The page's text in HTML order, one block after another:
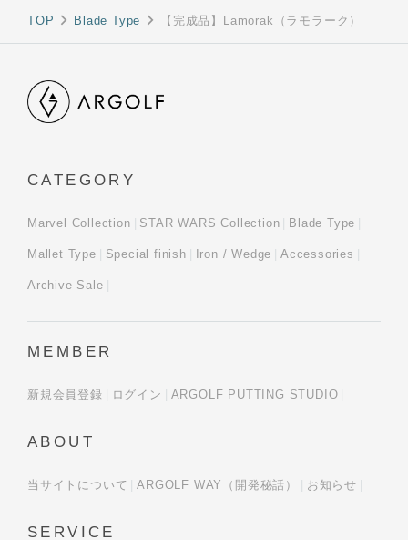
TOP Blade Type 【完成品】Lamorak（ラモラーク）
CATEGORY
Marvel Collection STAR WARS Collection Blade Type
Mallet Type Special finish Iron / Wedge Accessories
Archive Sale
MEMBER
新規会員登録 ログイン ARGOLF PUTTING STUDIO
ABOUT
当サイトについて ARGOLF WAY（開発秘話） お知らせ
SERVICE